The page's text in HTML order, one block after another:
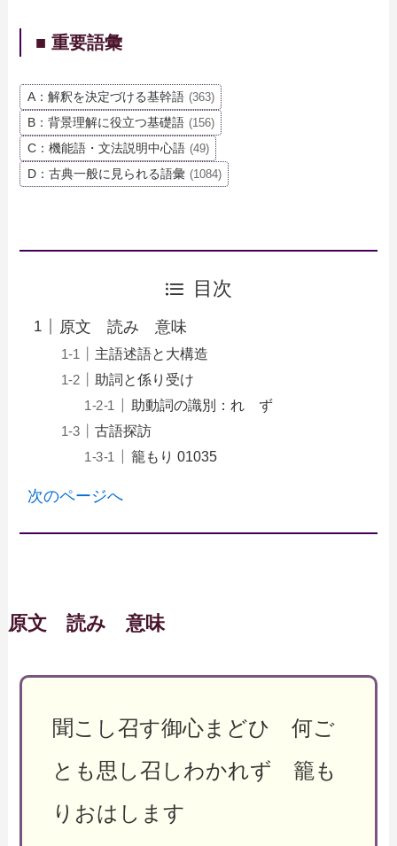
■ 重要語彙
A：解釈を決定づける基幹語 (363)
B：背景理解に役立つ基礎語 (156)
C：機能語・文法説明中心語 (49)
D：古典一般に見られる語彙 (1084)
目次
原文 読み 意味
主語述語と大構造
助詞と係り受け
助動詞の識別：れ ず
古語探訪
籠もり 01035
次のページへ
原文 読み 意味
聞こし召す御心まどひ 何ご
とも思し召しわかれず 籠も
りおはします